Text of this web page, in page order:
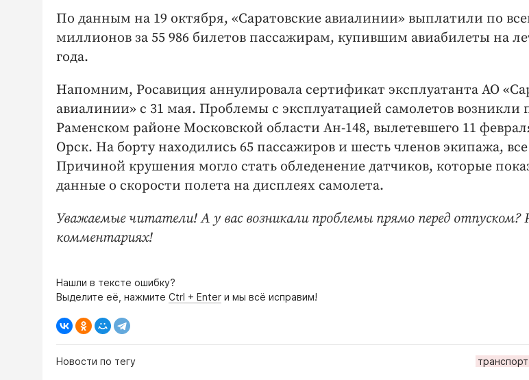
По данным на 19 октября, «Саратовские авиалинии» выплатили по
миллионов за 55 986 билетов пассажирам, купившим авиабилеты на
года.
Напомним, Росавиция аннулировала сертификат эксплуатанта АО
авиалинии» с 31 мая. Проблемы с эксплуатацией самолетов возникли
Раменском районе Московской области Ан-148, вылетевшего 11
Орск. На борту находились 65 пассажиров и шесть членов экипажа,
Причиной крушения могло стать обледенение датчиков, которые
данные о скорости полета на дисплеях самолета.
Уважаемые читатели! А у вас возникали проблемы прямо перед отпуском?
комментариях!
Нашли в тексте ошибку?
Выделите её, нажмите Ctrl + Enter и мы всё исправим!
Новости по тегу транспорт